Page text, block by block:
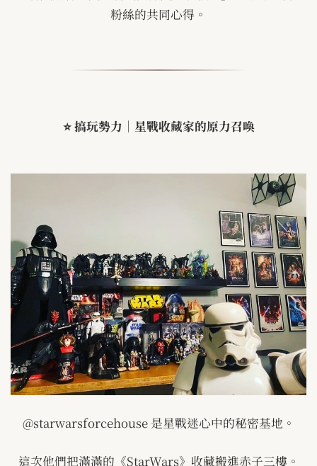
粉絲的共同心得。
⭐搞玩勢力｜星戰收藏家的原力召喚
@starwarsforcehouse是星戰迷心中的秘密基地。
這次他們把滿滿的《StarWars》收藏搬進赤子三樓。